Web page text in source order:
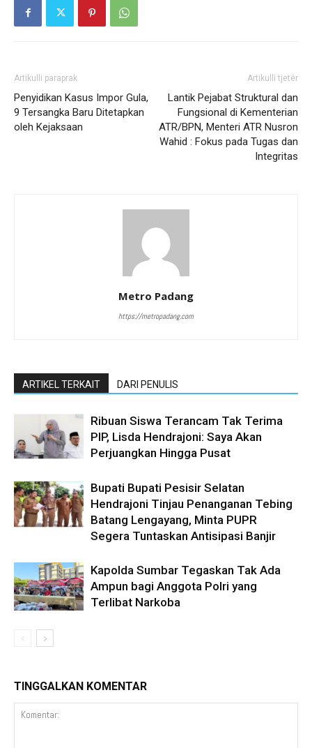
Artikulli paraprak
Penyidikan Kasus Impor Gula,
9 Tersangka Baru Ditetapkan
oleh Kejaksaan
Artikulli tjetër
Lantik Pejabat Struktural dan
Fungsional di Kementerian
ATR/BPN, Menteri ATR Nusron
Wahid : Fokus pada Tugas dan
Integritas
Metro Padang
https://metropadang.com
ARTIKEL TERKAIT DARI PENULIS
Ribuan Siswa Terancam Tak Terima
PIP, Lisda Hendrajoni: Saya Akan
Perjuangkan Hingga Pusat
Bupati Bupati Pesisir Selatan
Hendrajoni Tinjau Penanganan Tebing
Batang Lengayang, Minta PUPR
Segera Tuntaskan Antisipasi Banjir
Kapolda Sumbar Tegaskan Tak Ada
Ampun bagi Anggota Polri yang
Terlibat Narkoba
TINGGALKAN KOMENTAR